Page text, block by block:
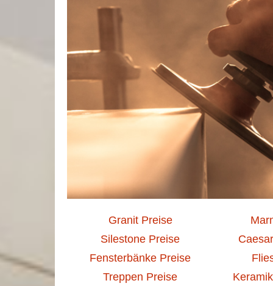
Granit Preise
Silestone Preise
Fensterbänke Preise
Treppen Preise